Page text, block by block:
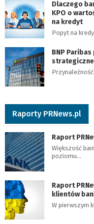
Dlaczego
KPO o
na kredyt
Popyt na
BNP
Raporty PRNews.pl
Raport
Większość
poziomu…
Raport
klientów
W pierwszym